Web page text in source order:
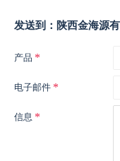
发送到：陕西金海源
产品
电子邮件
信息